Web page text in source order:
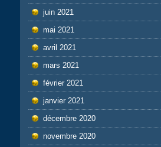
juin 2021
mai 2021
avril 2021
mars 2021
février 2021
janvier 2021
décembre 2020
novembre 2020